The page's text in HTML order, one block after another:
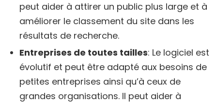
peut aider à attirer un public plus large et à
améliorer le classement du site dans les
résultats de recherche.
Entreprises de toutes tailles: Le logiciel est
évolutif et peut être adapté aux besoins de
petites entreprises ainsi qu’à ceux de
grandes organisations. Il peut aider à